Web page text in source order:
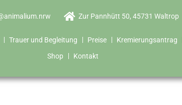
Zur Pannhütt 50, 45731 Waltrop
Trauer und Begleitung Preise Kremierungsantrag
Shop
Kontakt